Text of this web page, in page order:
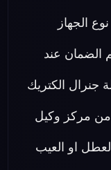
الجهاز
الضمان عند
جنرال الكتريك
من مركز وكيل
او العيب